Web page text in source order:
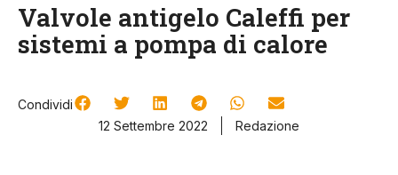
Valvole antigelo Caleffi per
sistemi a pompa di calore
Condividi
12 Settembre 2022
Redazione